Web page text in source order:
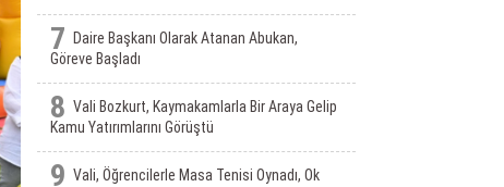
7
Daire Başkanı Olarak Atanan Abukan,
Göreve Başladı
8 Vali Bozkurt, Kaymakamlarla Bir Araya Gelip
Kamu Yatırımlarını Görüştü
9 Vali, Öğrencilerle Masa Tenisi Oynadı, Ok